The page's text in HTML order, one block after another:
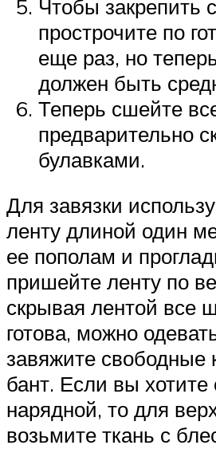
Чтобы закрепить
прострочите по
еще раз, но
должен быть
Теперь сшейте
предварительно
булавками.
Для завязки
ленту длиной один
ее пополам и
пришейте ленту по
скрывая лентой все
готова, можно
завяжите свободные
бант. Если вы хотите
нарядной, то для
возьмите ткань с